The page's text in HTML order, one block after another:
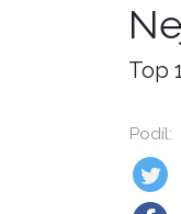
Top
Podíl: